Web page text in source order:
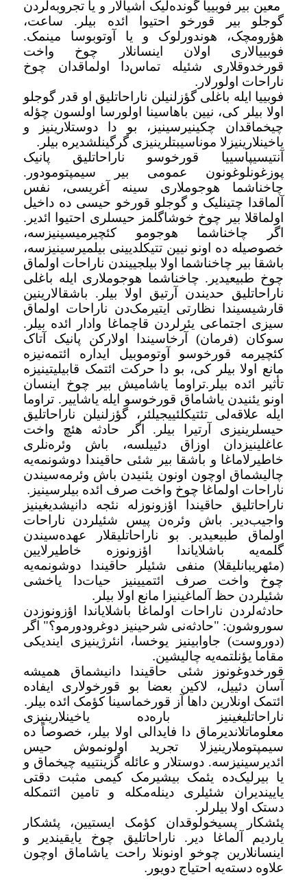
معین بیر فوبییا گونده‌لیک اشیالار و یا تجروبه‌لردن
گوجلو بیر قورخو احتیوا ائده بیلر. ساعت،
هؤرومچک، هوندورلوک و یا آوتوبوسا مینمک.
فوبییالاری اولان اینسانلار چوخ واخت
قورخدوقلاری شئیله تماس‌دا اولماقدان چوخ
ناراحات اولورلار .
فوبییا ایله باغلی گؤزلنیلن ناراحاتلیق او قدر گوجلو
اولا بیلر کی، نیین باهاسینا اولورسا اولسون چؤله
چیخماقدان چکینیرسینیز، بو دا دوستلارینیز و
یاخینلارینیزلا موناسیبتلرینیزی گرگینلشدیره بیلر .
آنتیسیپاسییا قورخوسو ناراحاتلیق پانیک
پوزغونلوغونون عمومی بیر سیمپتومودور.
چاخناشما هوجوملاری سینه آغریسی، نفس
آلماقدا چتینلیک و گوجلو قورخو حیسی ده داخیل
اولماقلا بیر چوخ خوشاگلمز حیسلری احتیوا ائدیر.
اگر چاخناشما هوجومو کئچیرمیسینیزسه،
خصوصیله ده اونو نیین تتیکلدیینی بیلمیرسینیزسه،
باشقا بیر چاخناشما اولا بیلجییندن ناراحات اولماق
چوخ طبیعیدیر. چاخناشما هوجوملاری ایله باغلی
ناراحاتلیق حدیندن آرتیق اولا بیلر. باشقالارینین
قارشیسیندا نظارتی ایتیرمک‌دن ناراحات اولماق
سیزی اجتماعی یئرلردن قاچماغا وادار ائده بیلر.
سوکان (فرمان) آرخاسیندا اولارکن پانیک آتاک
کئچیرمه قورخوسو آوتوموبیل ایداره ائتمه‌نیزه
مانع اولا بیلر کی، بو دا حرکت ائتمک قابیلیتینیزه
تأثیر ائده بیلر.تراوما یاشامیش بیر چوخ اینسان
اونو یئنیدن یاشاماق قورخوسو ایله یاشاییر. تراوما
ایله علاقه‌لی تئتیکلئییجیلئر، گؤزلنیلن ناراحاتلیق
حیسلرینیزی آرتیرا بیلر. اگر حادثه هئچ واخت
عاغلینیزدان اوزاق دئییلسه، باش وئره‌نلری
خاطیرلاماغا و باشقا بیر شئی حاقیندا دوشونمه‌یه
چالیشماق اوچون اونون یئنیدن باش وئرمه‌سیندن
ناراحات اولماغا چوخ واخت صرف ائده بیلرسینیز .
ناراحاتلیق حاقیندا اؤزونوزله نئجه دانیشدیغینیز
واجیب‌دیر. باش وئره‌ن پیس شئیلردن ناراحات
اولماق طبیعیدیر. بو ناراحاتلیقلار عهده‌سیندن
گلمه‌یه باشلایاندا اؤزونوزه خاطیرلایین
(مئهریبانلیقلا) منفی شئیلر حاقیندا دوشونمه‌یه
چوخ واخت صرف ائتمیینیز حیات‌دا یاخشی
شئیلردن حظ آلماغینیزا مانع اولا بیلر .
حادثه‌لردن ناراحات اولماغا باشلایاندا اؤزونوزدن
سوروشون: "حادثه‌نی شرحینیز دوغرودورمو؟" اگر
(دوروست) جاوابینیز یوخسا، انئرژینیزی ایندیکی
مقاما یؤنلتمه‌یه چالیشین.
قورخدوغونوز شئی حاقیندا دانیشماق همیشه
آسان دئییل، لاکین بعضا بو قورخولاری ایفاده
ائتمک اونلارین داها آز قورخماسینا کؤمک ائده بیلر .
ناراحاتلیغینیز باره‌ده یاخینلارینیزی
معلوماتلاندیرماق دا فایدالی اولا بیلر، خصوصاً ده
سیمپتوملارینیزلا تجرید اولونموش حیس
ائدیرسینیزسه. دوستلار و عائله گزینتییه چیخماق و
یا بیرلیک‌ده یئمک بیشیرمک کیمی مثبت دقتی
یاییندیران شئیلری دینله‌مکله و تامین ائتمکله
دستک اولا بیلرلر .
پئشکار پسیخولوقدان کؤمک ایستیین، پئشکار
یاردیم آلماغا دیر. ناراحاتلیق چوخ یایقیندیر و
اینسانلارین چوخو اونونلا راحت یاشاماق اوچون
علاوه دسته‌یه احتیاج دویور .